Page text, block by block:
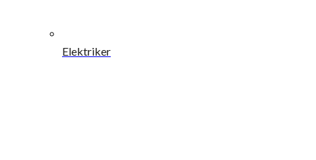
Elektriker